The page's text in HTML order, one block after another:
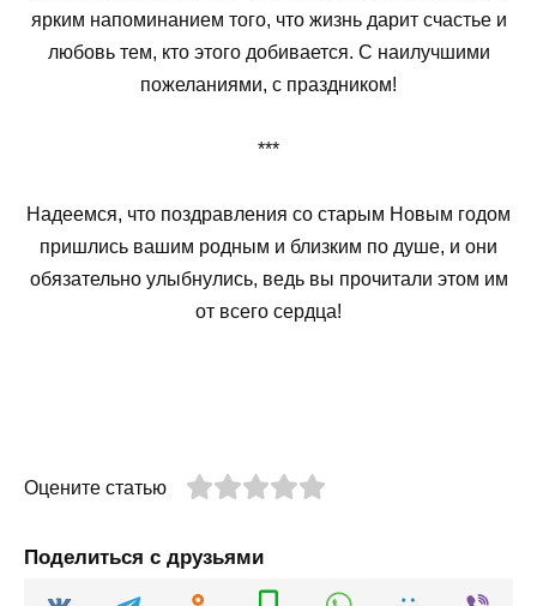
ярким напоминанием того, что жизнь дарит счастье и
любовь тем, кто этого добивается. С наилучшими
пожеланиями, с праздником!
***
Надеемся, что поздравления со старым Новым годом
пришлись вашим родным и близким по душе, и они
обязательно улыбнулись, ведь вы прочитали этом им
от всего сердца!
Оцените статью
Поделиться с друзьями